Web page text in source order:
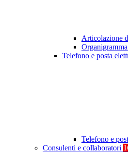
Articolazione
Organigramma
Telefono e posta
Telefono e
Consulenti e collaboratori